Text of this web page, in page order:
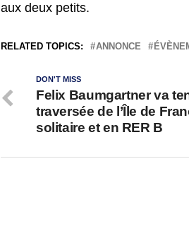
aux deux petits.
RELATED TOPICS: ANNONCE
DON'T MISS
Felix Baumgartner va
traversée de l’Île de
solitaire et en RER B